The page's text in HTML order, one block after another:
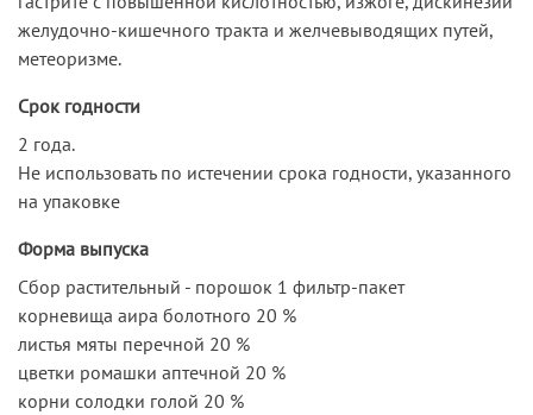
желудочно-кишечного тракта и желчевыводящих путей,
метеоризме.
Срок годности
2 года.
Не использовать по истечении срока годности, указанного
на упаковке
Форма выпуска
Сбор растительный - порошок 1 фильтр-пакет
корневища аира болотного 20 %
листья мяты перечной 20 %
цветки ромашки аптечной 20 %
корни солодки голой 20 %